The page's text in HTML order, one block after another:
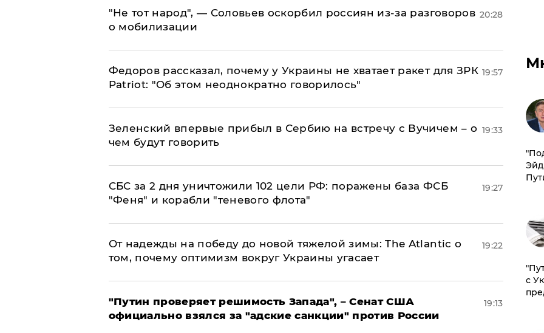
​"Не тот народ", — Соловьев оскорбил россиян из-за разговоров
о мобилизации
20:28
Федоров рассказал, почему у Украины не хватает ракет для ЗРК
Patriot: "Об этом неоднократно говорилось"
19:57
Зеленский впервые прибыл в Сербию на встречу с Вучичем – о
чем будут говорить
19:33
СБС за 2 дня уничтожили 102 цели РФ: поражены база ФСБ
"Феня" и корабли "теневого флота"
19:27
От надежды на победу до новой тяжелой зимы: The Atlantic о
том, почему оптимизм вокруг Украины угасает
19:22
"Путин проверяет решимость Запада", – Сенат США
официально взялся за "адские санкции" против России
19:13
с